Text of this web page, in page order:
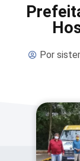
Por